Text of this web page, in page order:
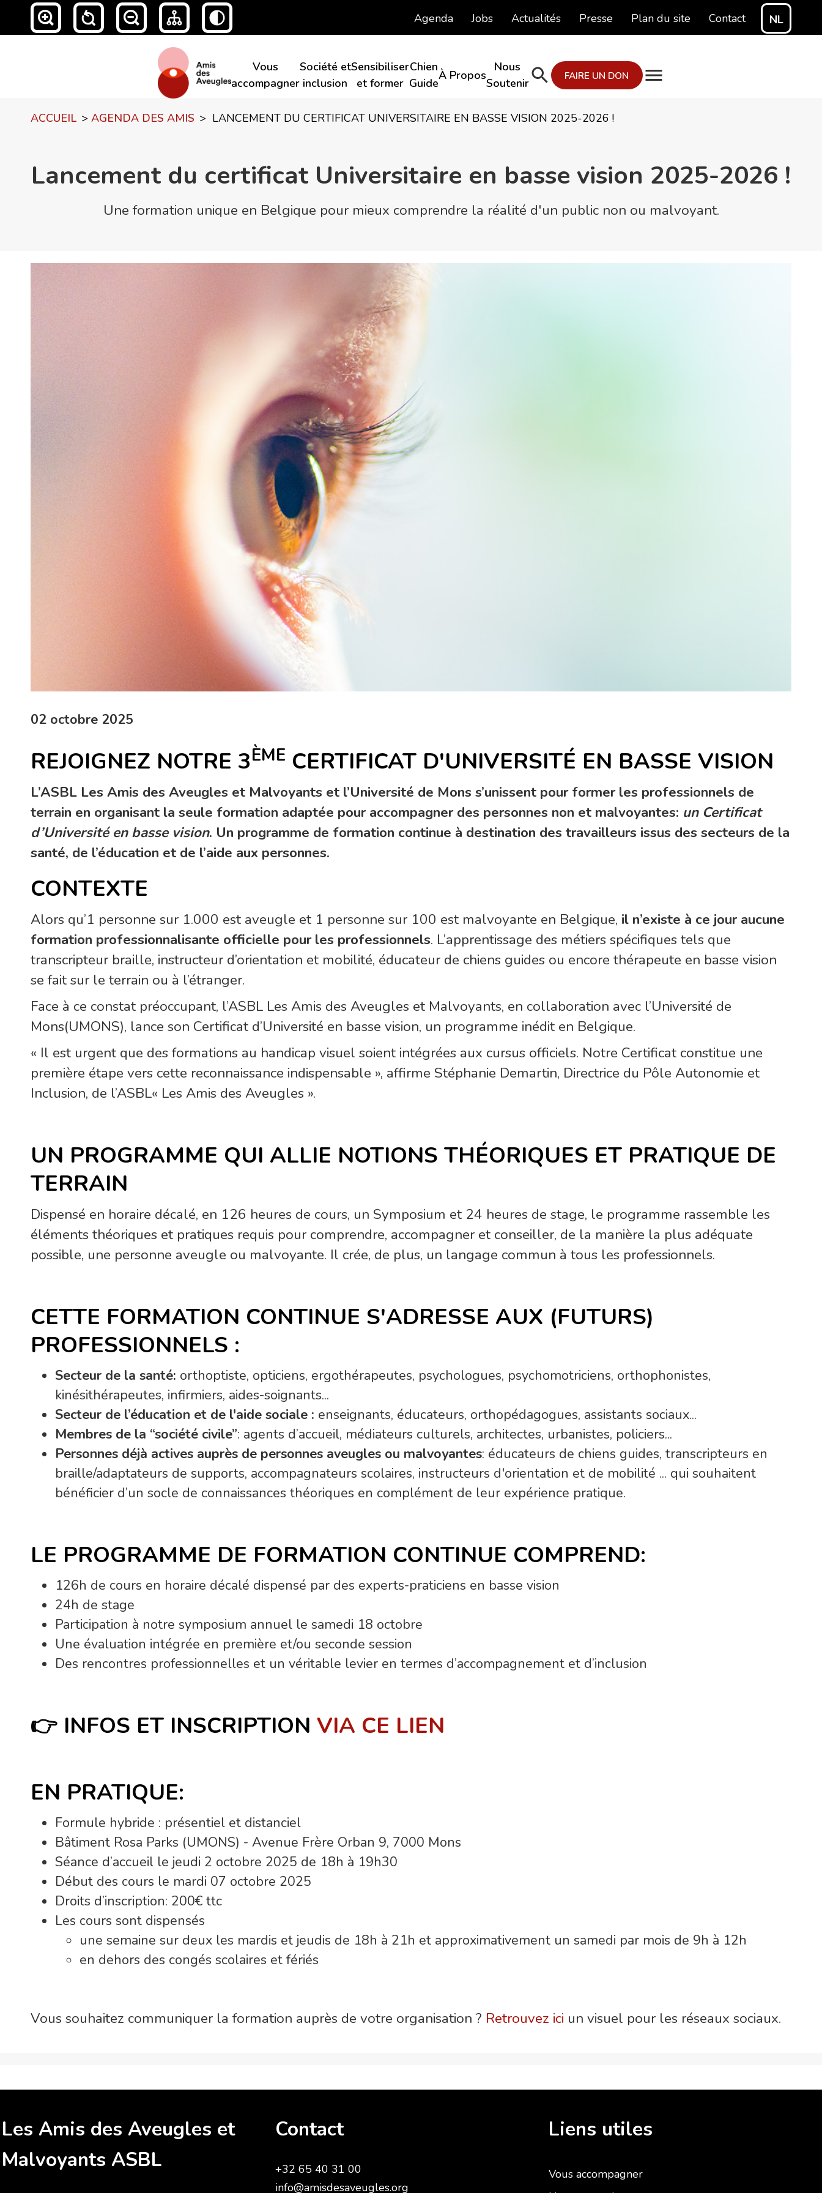
Agenda Jobs Actualités Presse Plan du site Contact NL
Vous
accompagner​
Société et
inclusion​
Sensibiliser
et former
Chien
Guide​
À Propos​
Nous
Soutenir​
FAIRE UN DON
ACCUEIL > AGENDA DES AMIS > LANCEMENT DU CERTIFICAT UNIVERSITAIRE EN BASSE VISION 2025-2026 !
Lancement du certificat Universitaire en basse vision 2025-2026 !
Une formation unique en Belgique pour mieux comprendre la réalité d'un public non ou malvoyant.
02 octobre 2025
REJOIGNEZ NOTRE 3ÈME CERTIFICAT D'UNIVERSITÉ EN BASSE VISION
L’ASBL Les Amis des Aveugles et Malvoyants et l’Université de Mons s’unissent pour former les professionnels de
terrain en organisant la seule formation adaptée pour accompagner des personnes non et malvoyantes: un Certificat
d’Université en basse vision. Un programme de formation continue à destination des travailleurs issus des secteurs de la
santé, de l’éducation et de l’aide aux personnes.
CONTEXTE
Alors qu’1 personne sur 1.000 est aveugle et 1 personne sur 100 est malvoyante en Belgique, il n’existe à ce jour aucune
formation professionnalisante officielle pour les professionnels. L’apprentissage des métiers spécifiques tels que
transcripteur braille, instructeur d’orientation et mobilité, éducateur de chiens guides ou encore thérapeute en basse vision
se fait sur le terrain ou à l’étranger.
Face à ce constat préoccupant, l’ASBL Les Amis des Aveugles et Malvoyants, en collaboration avec l’Université de
Mons(UMONS), lance son Certificat d’Université en basse vision, un programme inédit en Belgique.
« Il est urgent que des formations au handicap visuel soient intégrées aux cursus officiels. Notre Certificat constitue une
première étape vers cette reconnaissance indispensable », affirme Stéphanie Demartin, Directrice du Pôle Autonomie et
Inclusion, de l’ASBL« Les Amis des Aveugles ».
UN PROGRAMME QUI ALLIE NOTIONS THÉORIQUES ET PRATIQUE DE
TERRAIN
Dispensé en horaire décalé, en 126 heures de cours, un Symposium et 24 heures de stage, le programme rassemble les
éléments théoriques et pratiques requis pour comprendre, accompagner et conseiller, de la manière la plus adéquate
possible, une personne aveugle ou malvoyante. Il crée, de plus, un langage commun à tous les professionnels.
CETTE FORMATION CONTINUE S'ADRESSE AUX (FUTURS)
PROFESSIONNELS :
Secteur de la santé: orthoptiste, opticiens, ergothérapeutes, psychologues, psychomotriciens, orthophonistes,
kinésithérapeutes, infirmiers, aides-soignants...
Secteur de l’éducation et de l'aide sociale : enseignants, éducateurs, orthopédagogues, assistants sociaux...
Membres de la “société civile”: agents d’accueil, médiateurs culturels, architectes, urbanistes, policiers...
Personnes déjà actives auprès de personnes aveugles ou malvoyantes: éducateurs de chiens guides, transcripteurs en
braille/adaptateurs de supports, accompagnateurs scolaires, instructeurs d'orientation et de mobilité ... qui souhaitent
bénéficier d’un socle de connaissances théoriques en complément de leur expérience pratique.
LE PROGRAMME DE FORMATION CONTINUE COMPREND:
126h de cours en horaire décalé dispensé par des experts-praticiens en basse vision
24h de stage
Participation à notre symposium annuel le samedi 18 octobre
Une évaluation intégrée en première et/ou seconde session
Des rencontres professionnelles et un véritable levier en termes d’accompagnement et d’inclusion
👉 INFOS ET INSCRIPTION VIA CE LIEN
EN PRATIQUE:
Formule hybride : présentiel et distanciel
Bâtiment Rosa Parks (UMONS) - Avenue Frère Orban 9, 7000 Mons
Séance d’accueil le jeudi 2 octobre 2025 de 18h à 19h30
Début des cours le mardi 07 octobre 2025
Droits d’inscription: 200€ ttc
Les cours sont dispensés
une semaine sur deux les mardis et jeudis de 18h à 21h et approximativement un samedi par mois de 9h à 12h
en dehors des congés scolaires et fériés
Vous souhaitez communiquer la formation auprès de votre organisation ? Retrouvez ici un visuel pour les réseaux sociaux.
Les Amis des Aveugles et
Malvoyants ASBL
Contact
+32 65 40 31 00
info@amisdesaveugles.org
Liens utiles
Vous accompagner